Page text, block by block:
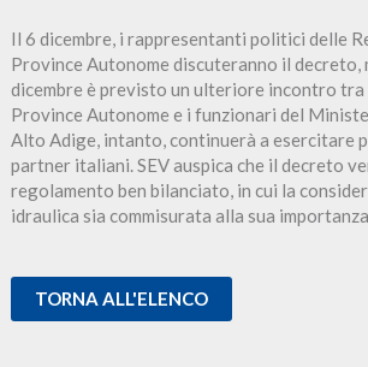
Il 6 dicembre, i rappresentanti politici delle
Province Autonome discuteranno il decreto,
dicembre è previsto un ulteriore incontro tra
Province Autonome e i funzionari del
Alto Adige, intanto, continuerà a esercitare
partner italiani. SEV auspica che il decreto
regolamento ben bilanciato, in cui la
idraulica sia commisurata alla sua
TORNA ALL'ELENCO